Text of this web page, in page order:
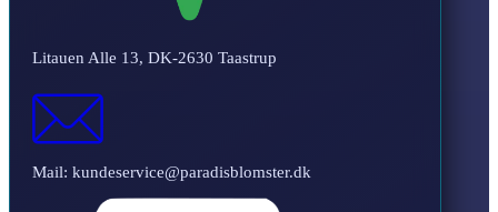
Litauen Alle 13, DK-2630 Taastrup
Mail: kundeservice@paradisblomster.dk